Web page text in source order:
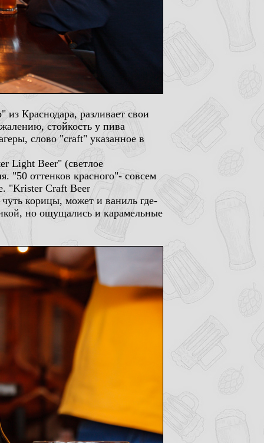
Краснодара, разливает свои
стойкость у пива
слово "craft" указанное в
Light Beer" (светлое
"50 оттенков красного"- совсем
"Krister Craft Beer
корицы, может и ваниль где-
но ощущались и карамельные